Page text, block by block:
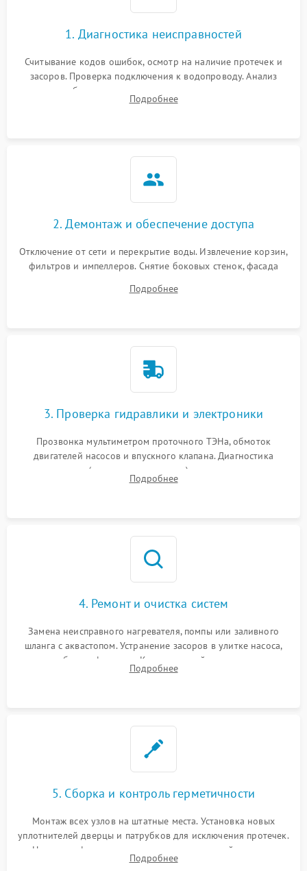
Проблемы с1. Диагностика неисправностей
Считывание кодов ошибок, осмотр на наличие протечек и
засоров. Проверка подключения к водопроводу. Анализ
жалоб на отсутствие слива, нагрева, вращения
разбрызгивателей или срабатывание системы защиты
Подробнее
2. Демонтаж и обеспечение доступа
Отключение от сети и перекрытие воды. Извлечение корзин,
фильтров и импеллеров. Снятие боковых стенок, фасада
циркуляционному насосу, ТЭНу и сливной помпе.
Подробнее
3. Проверка гидравлики и электроники
Прозвонка мультиметром проточного ТЭНа, обмоток
двигателей насосов и впускного клапана. Диагностика
прессостата (датчика уровня воды), датчика мутности,
концевика дверцы и электронного модуля управления.
Подробнее
4. Ремонт и очистка систем
Замена неисправного нагревателя, помпы или заливного
шланга с аквастопом. Устранение засоров в улитке насоса,
патрубках и фильтрах. Компонентный ремонт платы
управления, восстановление поврежденной проводки.
Подробнее
5. Сборка и контроль герметичности
Монтаж всех узлов на штатные места. Установка новых
уплотнителей дверцы и патрубков для исключения протечек.
Надежная фиксация хомутов гидравлической системы,
сборка корпуса и установка датчика поплавка.
Подробнее